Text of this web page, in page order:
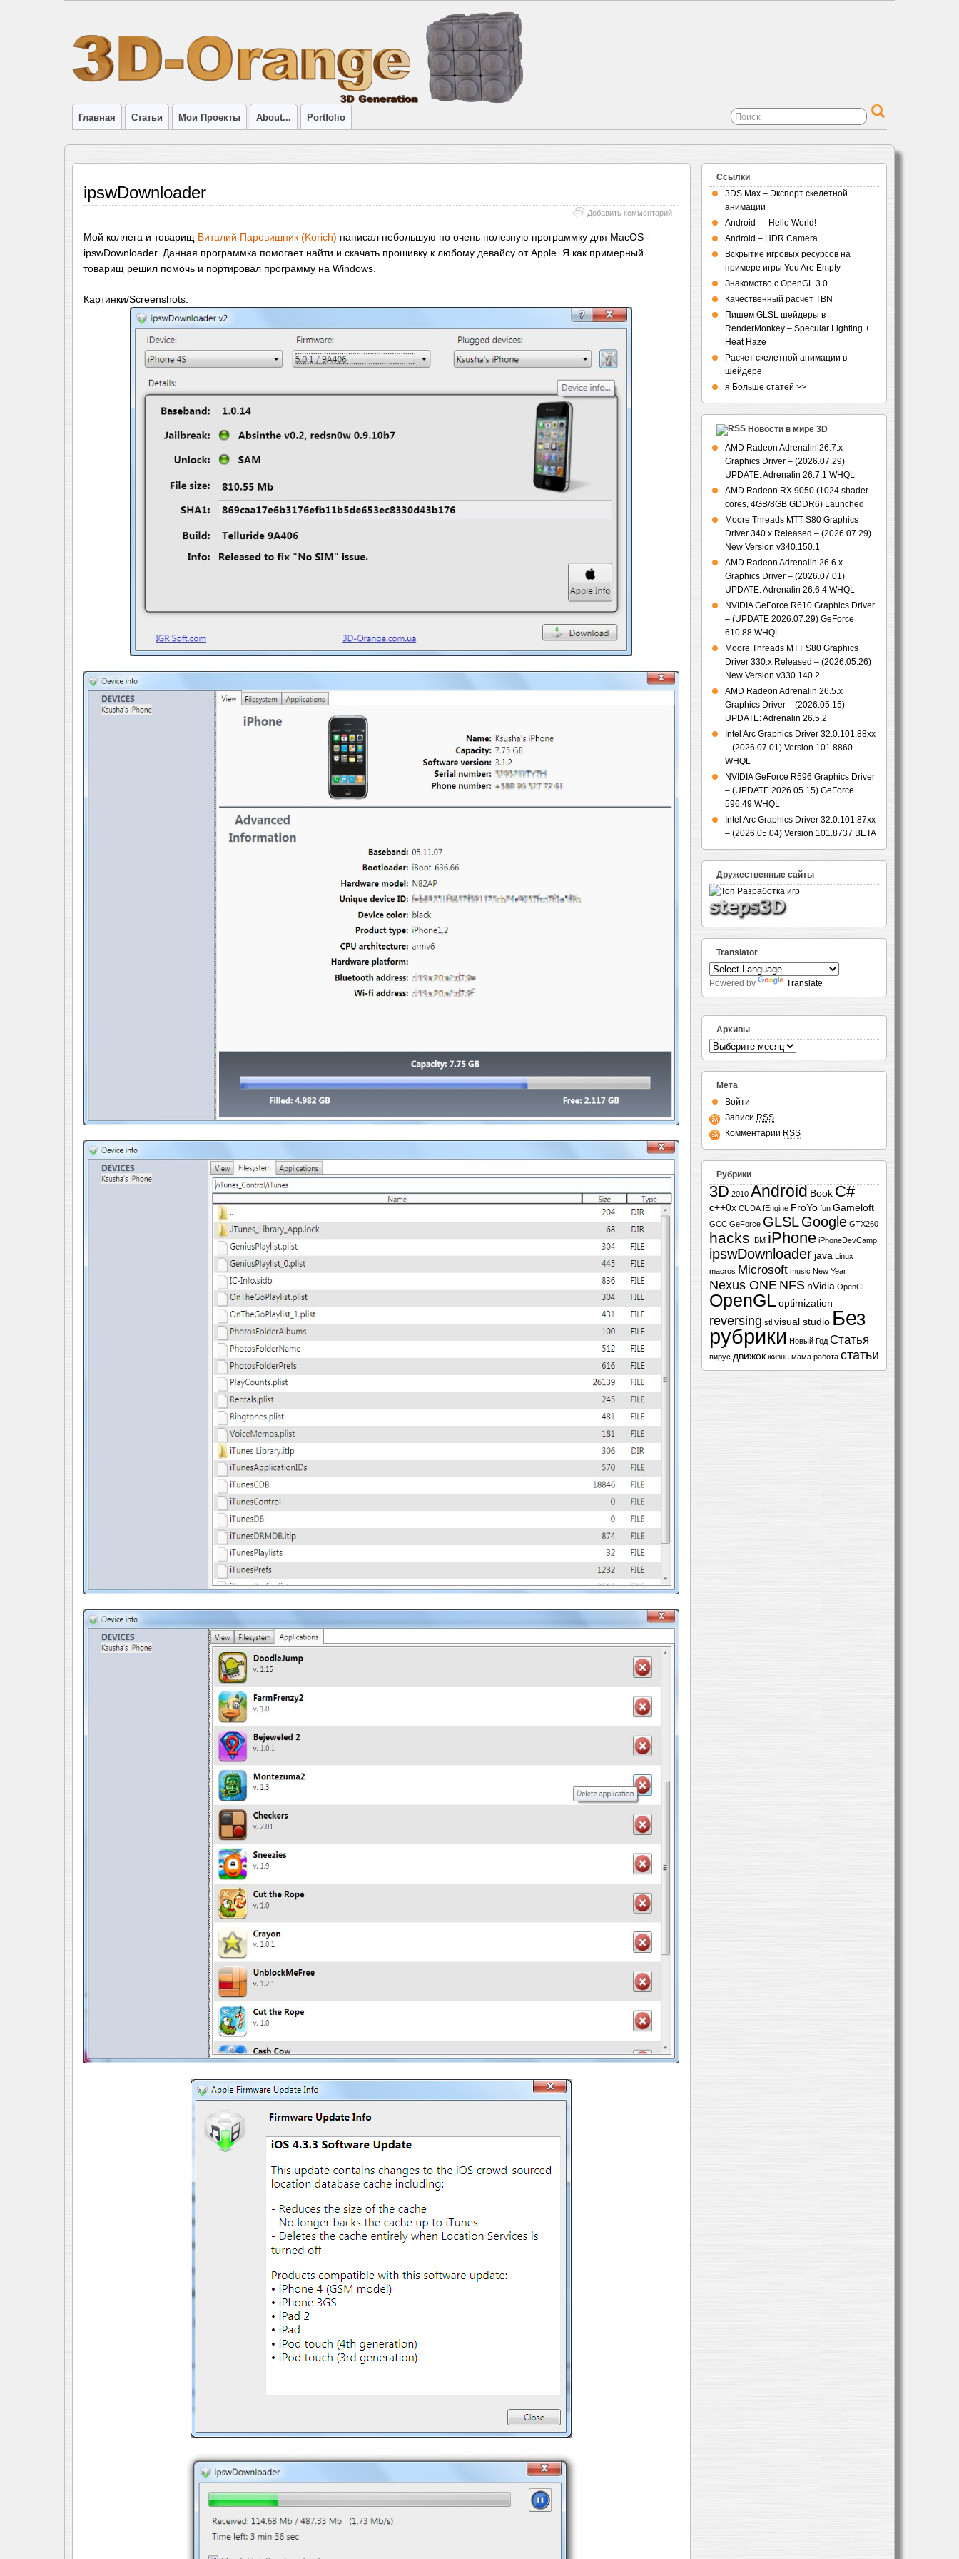
Главная Статьи Мои Проекты About... Portfolio
ipswDownloader
Добавить комментарий
Мой коллега и товарищ Виталий Паровишник (Korich) написал небольшую но очень полезную программку для MacOS -
ipswDownloader. Данная программка помогает найти и скачать прошивку к любому девайсу от Apple. Я как примерный
товарищ решил помочь и портировал программу на Windows.
Картинки/Screenshots:
Ссылки
3DS Max – Экспорт скелетной
анимации
Android — Hello World!
Android – HDR Camera
Вскрытие игровых ресурсов на
примере игры You Are Empty
Знакомство с OpenGL 3.0
Качественный расчет TBN
Пишем GLSL шейдеры в
RenderMonkey – Specular Lighting +
Heat Haze
Расчет скелетной анимации в
шейдере
я Больше статей >>
Новости в мире 3D
AMD Radeon Adrenalin 26.7.x
Graphics Driver – (2026.07.29)
UPDATE: Adrenalin 26.7.1 WHQL
AMD Radeon RX 9050 (1024 shader
cores, 4GB/8GB GDDR6) Launched
Moore Threads MTT S80 Graphics
Driver 340.x Released – (2026.07.29)
New Version v340.150.1
AMD Radeon Adrenalin 26.6.x
Graphics Driver – (2026.07.01)
UPDATE: Adrenalin 26.6.4 WHQL
NVIDIA GeForce R610 Graphics Driver
– (UPDATE 2026.07.29) GeForce
610.88 WHQL
Moore Threads MTT S80 Graphics
Driver 330.x Released – (2026.05.26)
New Version v330.140.2
AMD Radeon Adrenalin 26.5.x
Graphics Driver – (2026.05.15)
UPDATE: Adrenalin 26.5.2
Intel Arc Graphics Driver 32.0.101.88xx
– (2026.07.01) Version 101.8860
WHQL
NVIDIA GeForce R596 Graphics Driver
– (UPDATE 2026.05.15) GeForce
596.49 WHQL
Intel Arc Graphics Driver 32.0.101.87xx
– (2026.05.04) Version 101.8737 BETA
Дружественные сайты
Translator
Powered by Translate
Архивы
Мета
Войти
Записи RSS
Комментарии RSS
Рубрики
3D 2010 Android Book C#
c++0x CUDA fEngine FroYo fun Gameloft
GCC GeForce GLSLGoogle GTX260
hacks IBM iPhone iPhoneDevCamp
ipswDownloader java Linux
macros Microsoft music New Year
Nexus ONE NFS nVidia OpenCL
OpenGL optimization
reversing stl visual studio Без
рубрики Новый Год Статья
вирус движок жизнь мама работа статьи